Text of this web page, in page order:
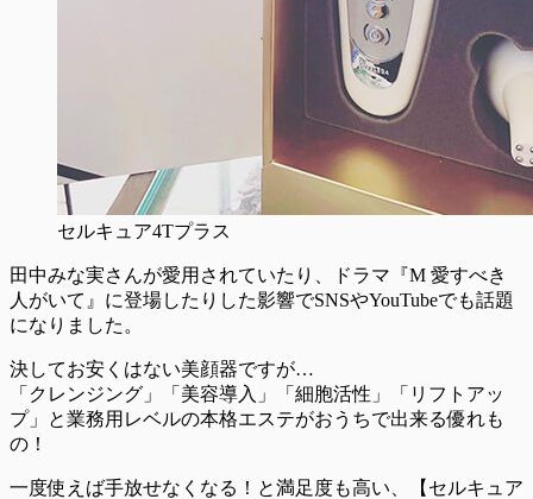
セルキュア4Tプラス
田中みな実さんが愛用されていたり、ドラマ『M 愛すべき
人がいて』に登場したりした影響でSNSやYouTubeでも話題
になりました。
決してお安くはない美顔器ですが…
「クレンジング」「美容導入」「細胞活性」「リフトアッ
プ」と業務用レベルの本格エステがおうちで出来る優れも
の！
一度使えば手放せなくなる！と満足度も高い、【セルキュア